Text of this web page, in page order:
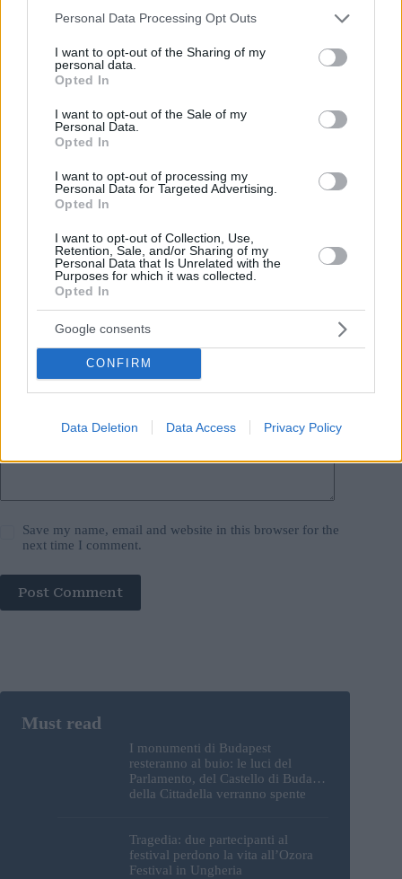
Please note that this website/app uses one or more Google
not limited to your visit or usage behaviour. You may click to
grant or deny consent to Google and its third-party tags to
use your data for below specified purposes in below Google
consent section.
Personal Data Processing Opt Outs
I want to opt-out of the Sharing of my
personal data.
Opted In
I want to opt-out of the Sale of my
Personal Data.
Opted In
I want to opt-out of processing my
Personal Data for Targeted Advertising.
Opted In
I want to opt-out of Collection, Use,
Retention, Sale, and/or Sharing of my
Personal Data that Is Unrelated with the
Purposes for which it was collected.
Opted In
Google consents
CONFIRM
Data Deletion Data Access Privacy Policy
Moody’s ha appena rivisto il rating di credito
Immagine in evidenza:depositphotos.com
Leave a Reply
Your email address will not be published.
*
*
Website
Add Comment*
Save my name, email and website in this browser for the
next time I comment.
Post Comment
I monumenti di Budapest
resteranno al buio: le luci del
Parlamento, del Castello di Buda e
della Cittadella verranno spente
Tragedia: due partecipanti al
festival perdono la vita all’Ozora
Festival in Ungheria